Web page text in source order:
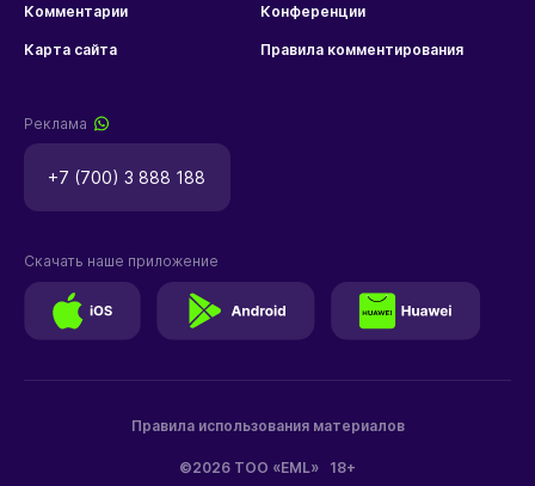
Комментарии Конференции
Карта сайта Правила комментирования
Реклама
+7 (700) 3 888 188
©2026 ТОО «EML» 18+
Правила использования материалов
Скачать наше приложение